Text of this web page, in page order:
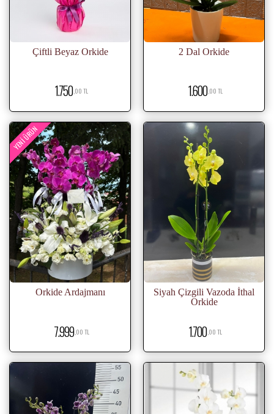
Çiftli Beyaz Orkide
1.750 ,00 TL
2 Dal Orkide
1.600 ,00 TL
YENI ÜRÜN
Orkide Ardajmanı
7.999,00 TL
Siyah Çizgili Vazoda İthal
Orkide
1.700 ,00 TL